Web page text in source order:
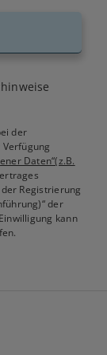
der
Daten“(z.B.
Registrierung
der
kann